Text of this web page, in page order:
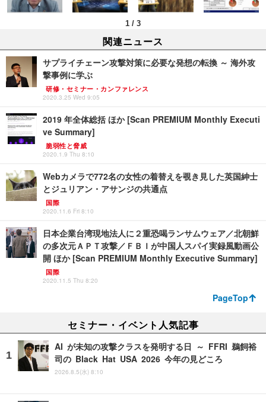
1 / 3
関連ニュース
サプライチェーン攻撃対策に必要な発想の転換 ～ 海外攻
撃事例に学ぶ
研修・セミナー・カンファレンス
2020.3.25 Wed 9:05
2019 年全体総括 ほか [Scan PREMIUM Monthly Executi
ve Summary]
脆弱性と脅威
2020.1.9 Thu 8:10
Webカメラで772名の女性の着替えを覗き見した英国紳士
とジュリアン・アサンジの共通点
国際
2020.11.6 Fri 8:10
日本企業台湾現地法人に２重恐喝ランサムウェア／北朝鮮
の多次元ＡＰＴ攻撃／ＦＢＩが中国人スパイ実録風動画公
開 ほか [Scan PREMIUM Monthly Executive Summary]
国際
2020.11.5 Thu 8:20
PageTop
セミナー・イベント人気記事
AI が未知の攻撃クラスを発明する日 ～ FFRI 鵜飼裕
司の Black Hat USA 2026 今年の見どころ
2026.8.5(水) 8:10